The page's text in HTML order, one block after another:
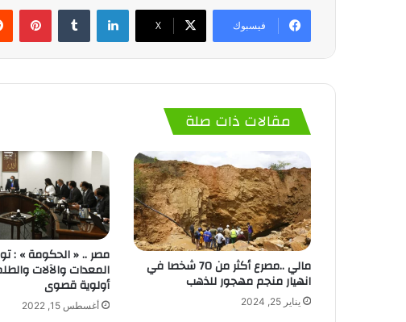
فيسبوك ‫X
لينكدإن بينتيريست
مقالات ذات صلة
مالي ..مصرع أكثر من 70 شخصا في
انهيار منجم مهجور للذهب
يناير 25, 2024
مصر .. « الحكومة » :
المعدات والآلات
أولوية قصوى
أغسطس 15, 2022